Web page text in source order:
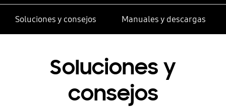
Soluciones y consejos Manuales y descargas
Soluciones y
consejos